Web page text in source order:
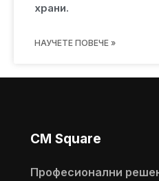
храни.
НАУЧЕТЕ ПОВЕЧЕ »
CM Square
Професионални